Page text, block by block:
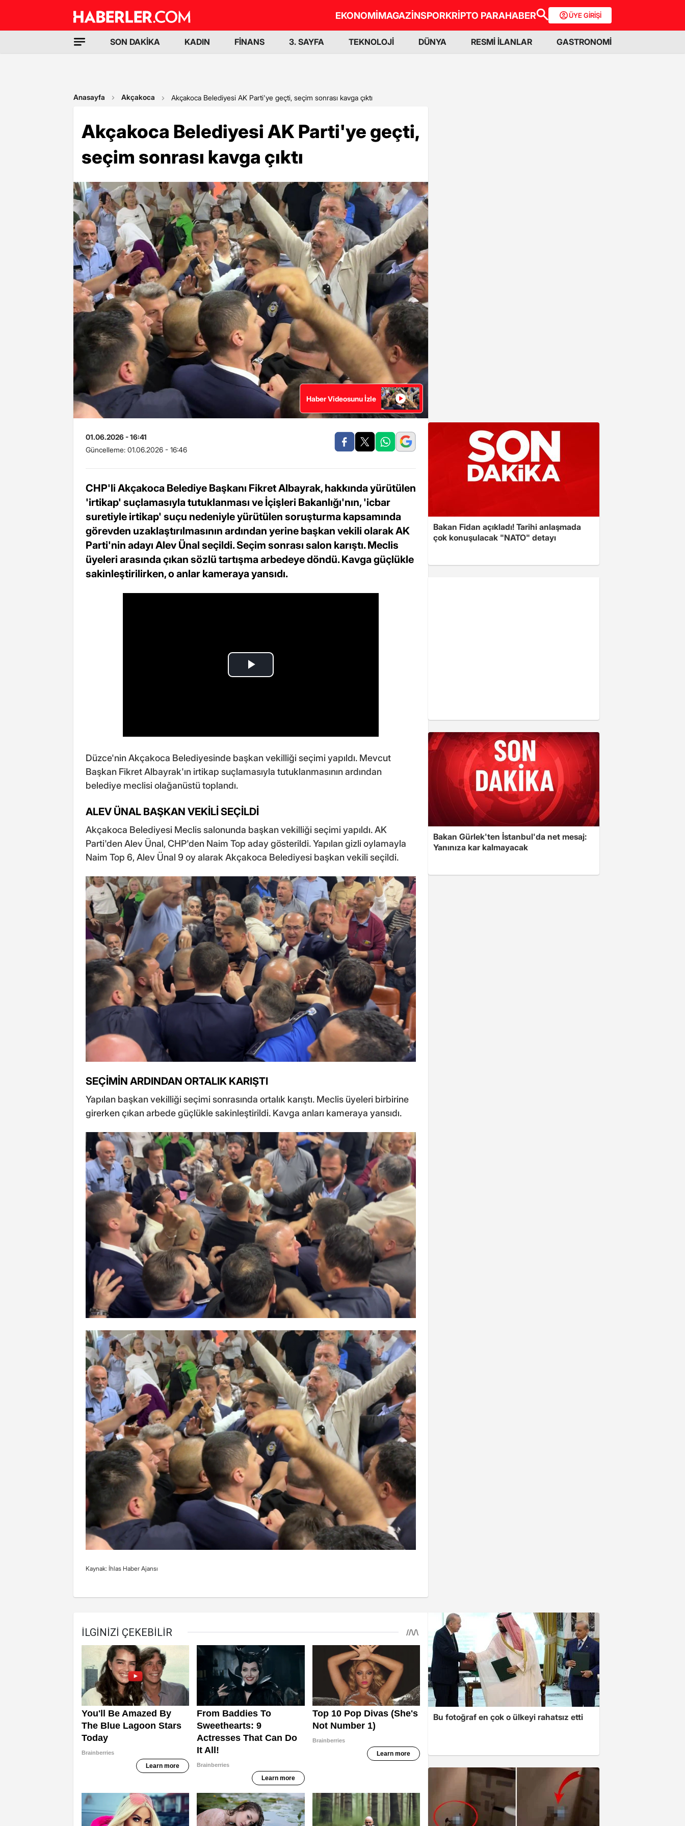
EKONOMİMAGAZİNSPORKRİPTO PARAHABER ÜYE GİRİŞİ
SON DAKİKA KADIN FİNANS 3. SAYFA TEKNOLOJİ DÜNYA RESMİ İLANLAR GASTRONOMİ
Anasayfa Akçakoca Akçakoca Belediyesi AK Parti'ye geçti, seçim sonrası kavga çıktı
Akçakoca Belediyesi AK Parti'ye geçti,
seçim sonrası kavga çıktı
Haber Videosunu İzle
01.06.2026 - 16:41
Güncelleme: 01.06.2026 - 16:46
CHP'li Akçakoca Belediye Başkanı Fikret Albayrak, hakkında yürütülen
'irtikap' suçlamasıyla tutuklanması ve İçişleri Bakanlığı'nın, 'icbar
suretiyle irtikap' suçu nedeniyle yürütülen soruşturma kapsamında
görevden uzaklaştırılmasının ardından yerine başkan vekili olarak AK
Parti'nin adayı Alev Ünal seçildi. Seçim sonrası salon karıştı. Meclis
üyeleri arasında çıkan sözlü tartışma arbedeye döndü. Kavga güçlükle
sakinleştirilirken, o anlar kameraya yansıdı.
Düzce'nin Akçakoca Belediyesinde başkan vekilliği seçimi yapıldı. Mevcut
Başkan Fikret Albayrak'ın irtikap suçlamasıyla tutuklanmasının ardından
belediye meclisi olağanüstü toplandı.
ALEV ÜNAL BAŞKAN VEKİLİ SEÇİLDİ
Akçakoca Belediyesi Meclis salonunda başkan vekilliği seçimi yapıldı. AK
Parti'den Alev Ünal, CHP'den Naim Top aday gösterildi. Yapılan gizli oylamayla
Naim Top 6, Alev Ünal 9 oy alarak Akçakoca Belediyesi başkan vekili seçildi.
SEÇİMİN ARDINDAN ORTALIK KARIŞTI
Yapılan başkan vekilliği seçimi sonrasında ortalık karıştı. Meclis üyeleri birbirine
girerken çıkan arbede güçlükle sakinleştirildi. Kavga anları kameraya yansıdı.
Kaynak: İhlas Haber Ajansı
Bakan Fidan açıkladı! Tarihi anlaşmada
çok konuşulacak "NATO" detayı
Bakan Gürlek'ten İstanbul'da net mesaj:
Yanınıza kar kalmayacak
Bu fotoğraf en çok o ülkeyi rahatsız etti